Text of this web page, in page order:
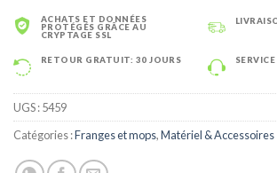
ACHATS ET DONNÉES
PROTÉGÉS GRÂCE AU
CRYPTAGE SSL
RETOUR GRATUIT: 30 JOURS
UGS :5459
Catégories :Franges et mops,Matériel & Accessoires